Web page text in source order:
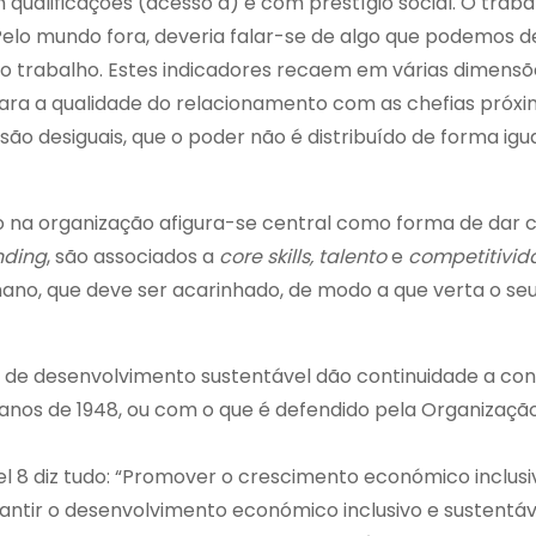
mundo fora, deveria falar-se de algo que podemos
trabalho. Estes indicadores recaem em várias
a qualidade do relacionamento com as chefias
desiguais, que o poder não é distribuído de forma
organização afigura-se central como forma de dar
, são associados a core skills, talentoe
que deve ser acarinhado, de modo a que verta o
de desenvolvimento sustentável dão continuidade a
de 1948, ou com o que é defendido pela
diz tudo: “Promover o crescimento económico
o desenvolvimento económico inclusivo e